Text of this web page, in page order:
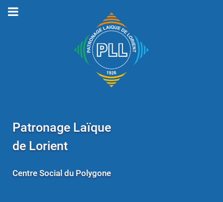
Patronage Laïque
de Lorient
Centre Social du Polygone